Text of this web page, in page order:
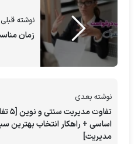
با مشاوره
محیطی محترمانه،
همچنین با مدیریت
نوشته قبلی
زمان
نوشته بعدی
تفاوت
اساسی + راهکار انتخاب بهترین
مدیریت]